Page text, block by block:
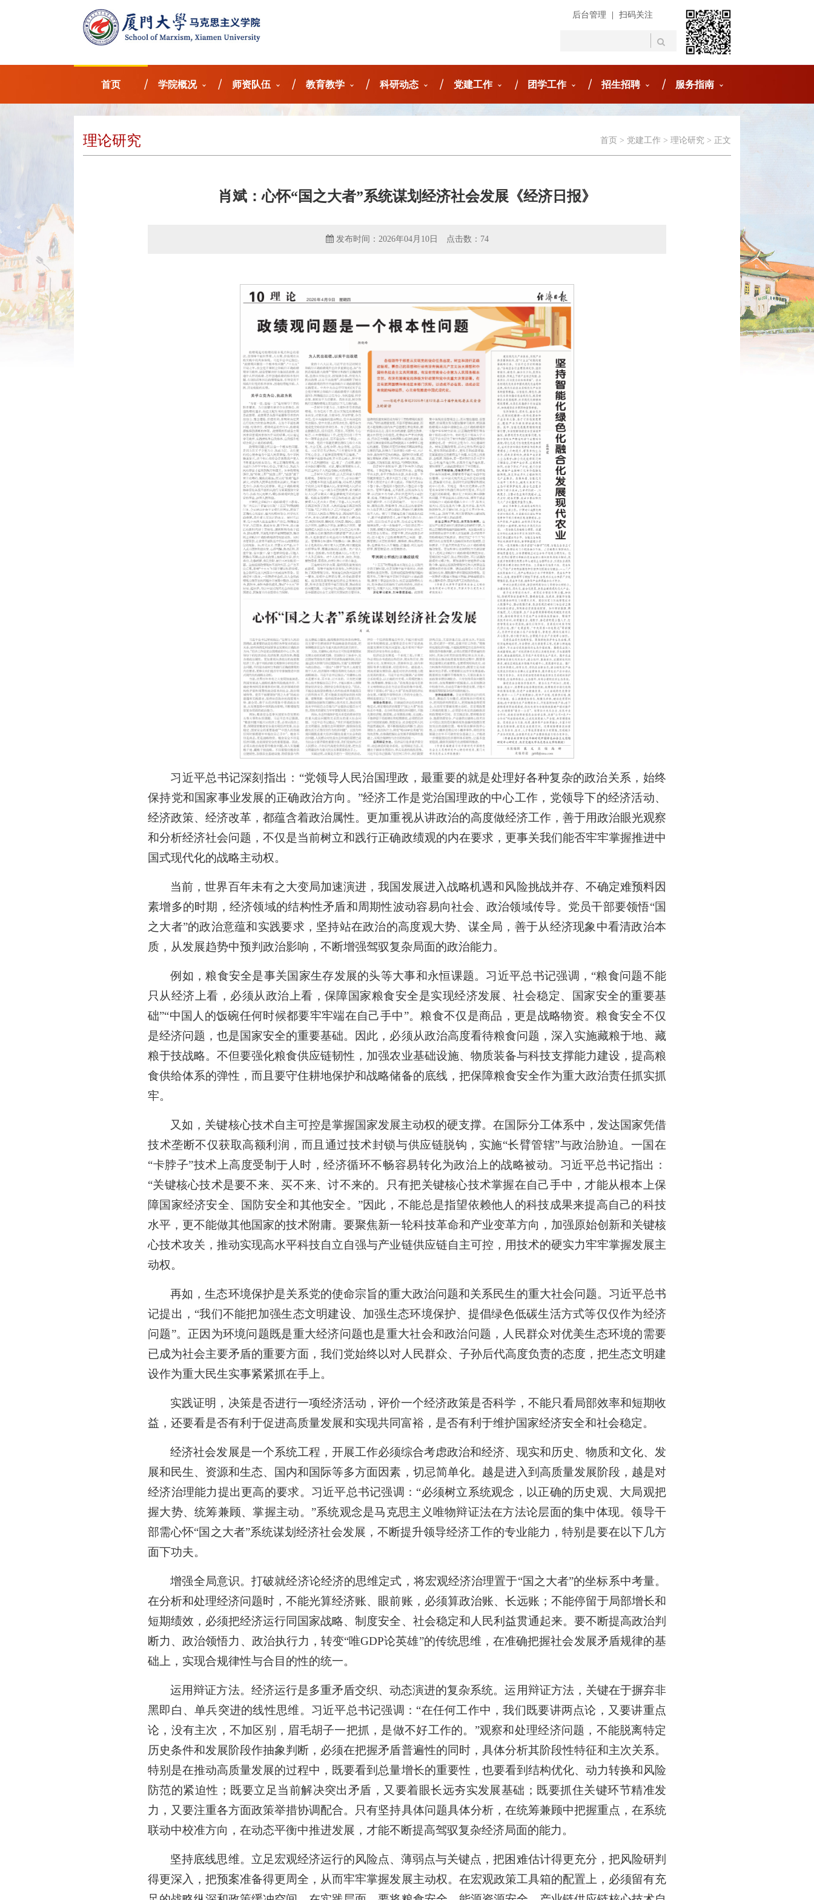
后台管理 扫码关注
首页 学院概况 师资队伍 教育教学 科研动态 党建工作 团学工作 招生招聘 服务指南
理论研究 首页 > 党建工作 > 理论研究 > 正文
肖斌：心怀“国之大者”系统谋划经济社会发展《经济日报》
发布时间：2026年04月10日 点击数： 74
习近平总书记深刻指出：“党领导人民治国理政，最重要的就是处理好各种复杂的政治关系，始终
保持党和国家事业发展的正确政治方向。”经济工作是党治国理政的中心工作，党领导下的经济活动、
经济政策、经济改革，都蕴含着政治属性。更加重视从讲政治的高度做经济工作，善于用政治眼光观察
和分析经济社会问题，不仅是当前树立和践行正确政绩观的内在要求，更事关我们能否牢牢掌握推进中
国式现代化的战略主动权。
当前，世界百年未有之大变局加速演进，我国发展进入战略机遇和风险挑战并存、不确定难预料因
素增多的时期，经济领域的结构性矛盾和周期性波动容易向社会、政治领域传导。党员干部要领悟“国
之大者”的政治意蕴和实践要求，坚持站在政治的高度观大势、谋全局，善于从经济现象中看清政治本
质，从发展趋势中预判政治影响，不断增强驾驭复杂局面的政治能力。
例如，粮食安全是事关国家生存发展的头等大事和永恒课题。习近平总书记强调，“粮食问题不能
只从经济上看，必须从政治上看，保障国家粮食安全是实现经济发展、社会稳定、国家安全的重要基
础”“中国人的饭碗任何时候都要牢牢端在自己手中”。粮食不仅是商品，更是战略物资。粮食安全不仅
是经济问题，也是国家安全的重要基础。因此，必须从政治高度看待粮食问题，深入实施藏粮于地、藏
粮于技战略。不但要强化粮食供应链韧性，加强农业基础设施、物质装备与科技支撑能力建设，提高粮
食供给体系的弹性，而且要守住耕地保护和战略储备的底线，把保障粮食安全作为重大政治责任抓实抓
牢。
又如，关键核心技术自主可控是掌握国家发展主动权的硬支撑。在国际分工体系中，发达国家凭借
技术垄断不仅获取高额利润，而且通过技术封锁与供应链脱钩，实施“长臂管辖”与政治胁迫。一国在
“卡脖子”技术上高度受制于人时，经济循环不畅容易转化为政治上的战略被动。习近平总书记指出：
“关键核心技术是要不来、买不来、讨不来的。只有把关键核心技术掌握在自己手中，才能从根本上保
障国家经济安全、国防安全和其他安全。”因此，不能总是指望依赖他人的科技成果来提高自己的科技
水平，更不能做其他国家的技术附庸。要聚焦新一轮科技革命和产业变革方向，加强原始创新和关键核
心技术攻关，推动实现高水平科技自立自强与产业链供应链自主可控，用技术的硬实力牢牢掌握发展主
动权。
再如，生态环境保护是关系党的使命宗旨的重大政治问题和关系民生的重大社会问题。习近平总书
记提出，“我们不能把加强生态文明建设、加强生态环境保护、提倡绿色低碳生活方式等仅仅作为经济
问题”。正因为环境问题既是重大经济问题也是重大社会和政治问题，人民群众对优美生态环境的需要
已成为社会主要矛盾的重要方面，我们党始终以对人民群众、子孙后代高度负责的态度，把生态文明建
设作为重大民生实事紧紧抓在手上。
实践证明，决策是否进行一项经济活动，评价一个经济政策是否科学，不能只看局部效率和短期收
益，还要看是否有利于促进高质量发展和实现共同富裕，是否有利于维护国家经济安全和社会稳定。
经济社会发展是一个系统工程，开展工作必须综合考虑政治和经济、现实和历史、物质和文化、发
展和民生、资源和生态、国内和国际等多方面因素，切忌简单化。越是进入到高质量发展阶段，越是对
经济治理能力提出更高的要求。习近平总书记强调：“必须树立系统观念，以正确的历史观、大局观把
握大势、统筹兼顾、掌握主动。”系统观念是马克思主义唯物辩证法在方法论层面的集中体现。领导干
部需心怀“国之大者”系统谋划经济社会发展，不断提升领导经济工作的专业能力，特别是要在以下几方
面下功夫。
增强全局意识。打破就经济论经济的思维定式，将宏观经济治理置于“国之大者”的坐标系中考量。
在分析和处理经济问题时，不能光算经济账、眼前账，必须算政治账、长远账；不能停留于局部增长和
短期绩效，必须把经济运行同国家战略、制度安全、社会稳定和人民利益贯通起来。要不断提高政治判
断力、政治领悟力、政治执行力，转变“唯GDP论英雄”的传统思维，在准确把握社会发展矛盾规律的基
础上，实现合规律性与合目的性的统一。
运用辩证方法。经济运行是多重矛盾交织、动态演进的复杂系统。运用辩证方法，关键在于摒弃非
黑即白、单兵突进的线性思维。习近平总书记强调：“在任何工作中，我们既要讲两点论，又要讲重点
论，没有主次，不加区别，眉毛胡子一把抓，是做不好工作的。”观察和处理经济问题，不能脱离特定
历史条件和发展阶段作抽象判断，必须在把握矛盾普遍性的同时，具体分析其阶段性特征和主次关系。
特别是在推动高质量发展的过程中，既要看到总量增长的重要性，也要看到结构优化、动力转换和风险
防范的紧迫性；既要立足当前解决突出矛盾，又要着眼长远夯实发展基础；既要抓住关键环节精准发
力，又要注重各方面政策举措协调配合。只有坚持具体问题具体分析，在统筹兼顾中把握重点，在系统
联动中校准方向，在动态平衡中推进发展，才能不断提高驾驭复杂经济局面的能力。
坚持底线思维。立足宏观经济运行的风险点、薄弱点与关键点，把困难估计得更充分，把风险研判
得更深入，把预案准备得更周全，从而牢牢掌握发展主动权。在宏观政策工具箱的配置上，必须留有充